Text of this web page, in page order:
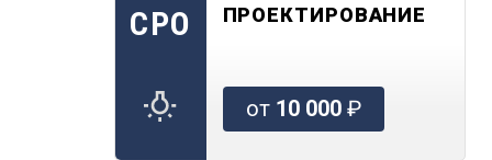
СРО ПРОЕКТИРОВАНИЕ
от 10 000₽